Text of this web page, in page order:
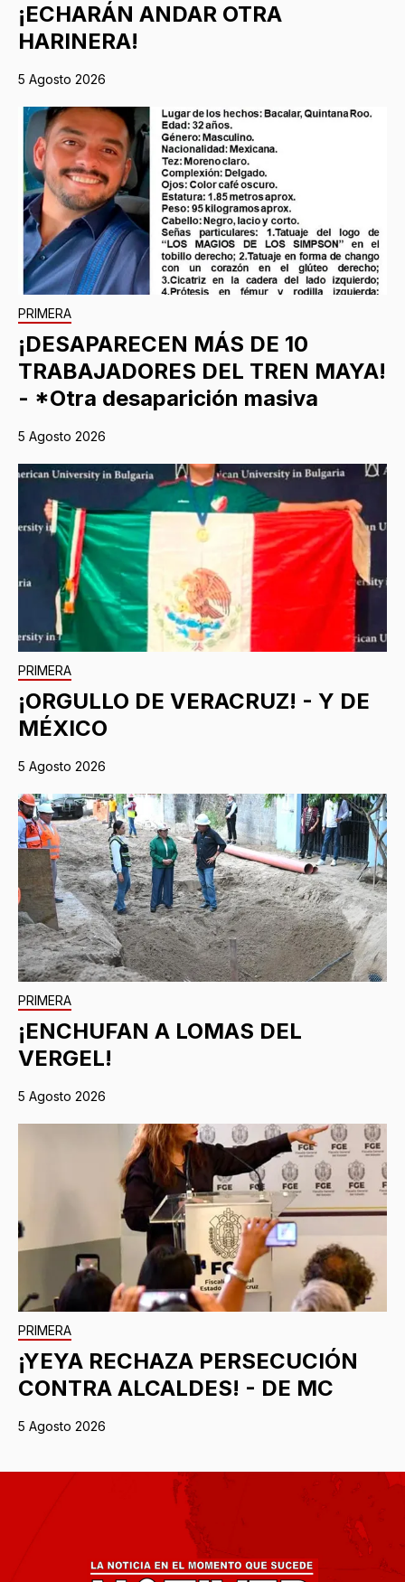
¡ECHARÁN ANDAR OTRA
HARINERA!
5 Agosto 2026
PRIMERA
¡DESAPARECEN MÁS DE 10
TRABAJADORES DEL TREN MAYA!
- *Otra desaparición masiva
5 Agosto 2026
PRIMERA
¡ORGULLO DE VERACRUZ! - Y DE
MÉXICO
5 Agosto 2026
PRIMERA
¡ENCHUFAN A LOMAS DEL
VERGEL!
5 Agosto 2026
PRIMERA
¡YEYA RECHAZA PERSECUCIÓN
CONTRA ALCALDES! - DE MC
5 Agosto 2026